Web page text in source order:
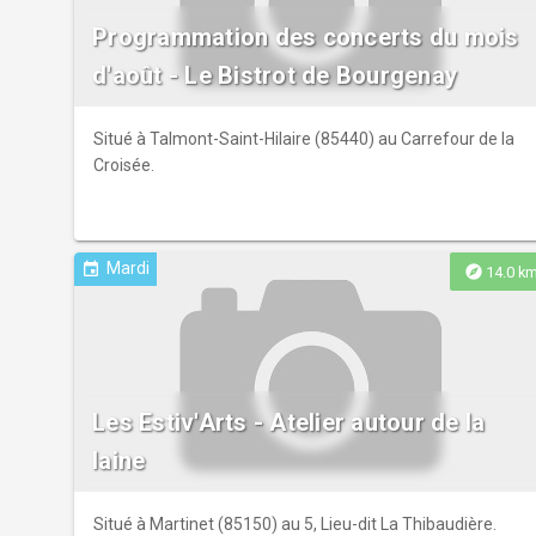
Programmation des concerts du mois
d'août - Le Bistrot de Bourgenay
Situé à Talmont-Saint-Hilaire (85440) au Carrefour de la
Croisée.
explore 14.0 km
event Mardi
Les Estiv'Arts - Atelier autour de la
laine
Situé à Martinet (85150) au 5, Lieu-dit La Thibaudière.